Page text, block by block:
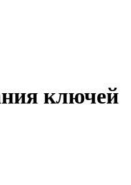
ключей